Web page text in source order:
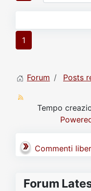
Vecchio Sito
1
Forum Posts
Tempo
Commenti
Forum